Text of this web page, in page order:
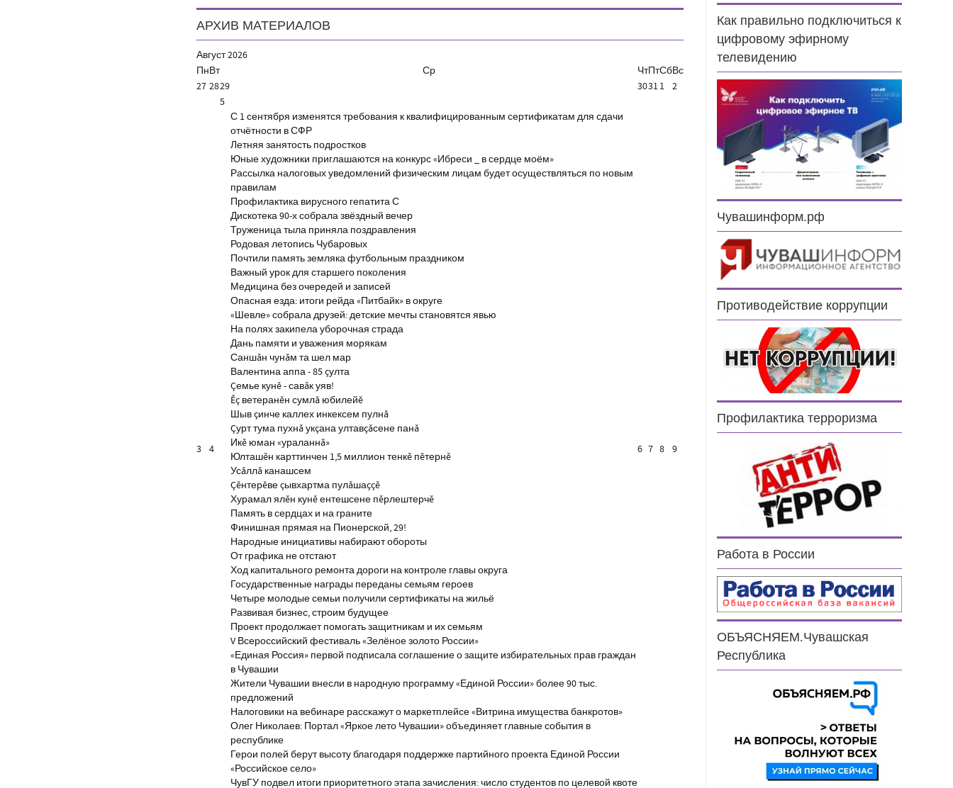
АРХИВ МАТЕРИАЛОВ
Август2026
ПнВт Ср ЧтПтСбВс
27 2829 30311 2
3 4
5
С 1 сентября изменятся требования к квалифицированным сертификатам для сдачи
отчётности в СФР
Летняя занятость подростков
Юные художники приглашаются на конкурс «Ибреси _ в сердце моём»
Рассылка налоговых уведомлений физическим лицам будет осуществляться по новым
правилам
Профилактика вирусного гепатита С
Дискотека 90-х собрала звёздный вечер
Труженица тыла приняла поздравления
Родовая летопись Чубаровых
Почтили память земляка футбольным праздником
Важный урок для старшего поколения
Медицина без очередей и записей
Опасная езда: итоги рейда «Питбайк» в округе
«Шевле» собрала друзей: детские мечты становятся явью
На полях закипела уборочная страда
Дань памяти и уважения морякам
Саншăн чунăм та шел мар
Валентина аппа - 85 çулта
Çемье кунĕ - савăк уяв!
Ĕç ветеранĕн сумлă юбилейĕ
Шыв çинче каллех инкексем пулнă
Çурт тума пухнă укçана ултавçăсене панă
Икĕ юман «ураланнă»
Юлташĕн карттинчен 1,5 миллион тенкĕ пĕтернĕ
Усăллă канашсем
Çĕнтерĕве çывхартма пулăшаççĕ
Хурамал ялĕн кунĕ ентешсене пĕрлештерчĕ
Память в сердцах и на граните
Финишная прямая на Пионерской, 29!
Народные инициативы набирают обороты
От графика не отстают
Ход капитального ремонта дороги на контроле главы округа
Государственные награды переданы семьям героев
Четыре молодые семьи получили сертификаты на жильё
Развивая бизнес, строим будущее
Проект продолжает помогать защитникам и их семьям
V Всероссийский фестиваль «Зелёное золото России»
«Единая Россия» первой подписала соглашение о защите избирательных прав граждан
в Чувашии
Жители Чувашии внесли в народную программу «Единой России» более 90 тыс.
предложений
Налоговики на вебинаре расскажут о маркетплейсе «Витрина имущества банкротов»
Олег Николаев: Портал «Яркое лето Чувашии» объединяет главные события в
республике
Герои полей берут высоту благодаря поддержке партийного проекта Единой России
«Российское село»
ЧувГУ подвел итоги приоритетного этапа зачисления: число студентов по целевой квоте
6 7 8 9
Как правильно подключиться к
цифровому эфирному
телевидению
Чувашинформ.рф
Противодействие коррупции
Профилактика терроризма
Работа в России
ОБЪЯСНЯЕМ.Чувашская
Республика